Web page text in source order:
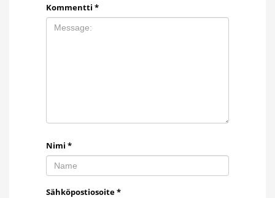
Kommentti *
Nimi *
Sähköpostiosoite*